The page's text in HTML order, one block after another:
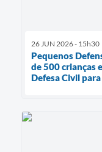
26 JUN 2026 - 15h30
Pequenos
de 500 crianças
Defesa Civil